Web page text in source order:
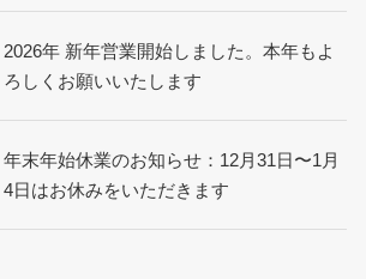
2026年 新年営業開始しました。本年もよ
ろしくお願いいたします
年末年始休業のお知らせ：12月31日〜1月
4日はお休みをいただきます